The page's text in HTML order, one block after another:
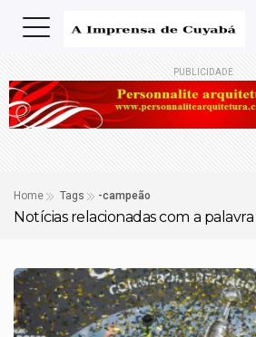
PUBLICIDADE
Home Tags -campeão
Notícias relacionadas com a palavra